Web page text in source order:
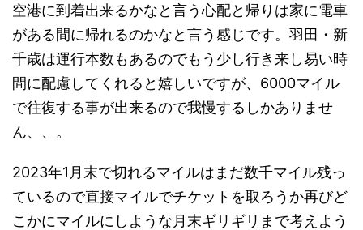
空港に到着出来るかなと言う心配と帰りは家に電車
がある間に帰れるのかなと言う感じです。羽田・新
千歳は運行本数もあるのでもう少し行き来し易い時
間に配慮してくれると嬉しいですが、6000マイル
で往復する事が出来るので我慢するしかありませ
ん、、。
2023年1月末で切れるマイルはまだ数千マイル残っ
ているので直接マイルでチケットを取ろうか再びど
こかにマイルにしような月末ギリギリまで考えよう